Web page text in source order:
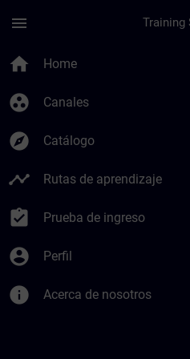
menu
home Home
group_work Canales
explore Catálogo
timeline Rutas de aprendizaje
assignment_turned_in Prueba de ingreso
account_circle Perfil
info Acerca de nosotros